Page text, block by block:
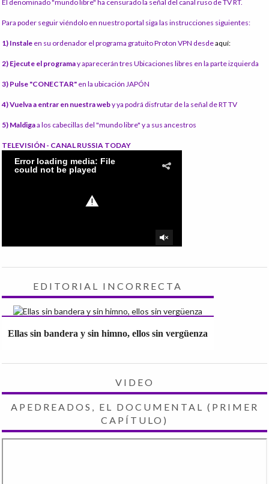
El denominado "mundo libre" ha censurado la señal del canal ruso de TV RT.
Para poder seguir viéndolo en nuestro portal siga las instrucciones siguientes:
1) Instale en su ordenador el programa gratuito Proton VPN desdeaquí:
2) Ejecute el programay aparecerán tres Ubicaciones libres en la parte izquierda
3) Pulse "CONECTAR" en la ubicación JAPÓN
4) Vuelva a entrar en nuestra weby ya podrá disfrutar de la señal de RT TV
5) Maldigaa los cabecillas del "mundo libre" y a sus ancestros
TELEVISIÓN - CANAL RUSSIA TODAY
EDITORIAL INCORRECTA
Ellas sin bandera y sin himno, ellos sin vergüenza
VIDEO
APEDREADOS, EL DOCUMENTAL (PRIMER
CAPÍTULO)